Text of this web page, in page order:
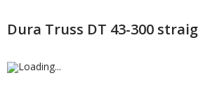
Dura Truss DT 43-300